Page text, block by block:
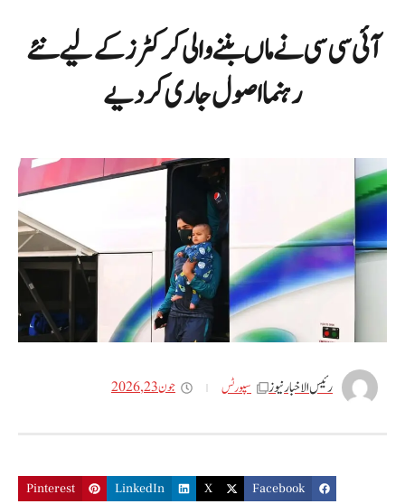
آئی سی سی نے ماں بننے والی کرکٹرز کے لیے نئے
رہنما اصول جاری کر دیے
رئیس الاخبار نیوز سپورٹس جون 23, 2026
Facebook
X
LinkedIn
Pinterest